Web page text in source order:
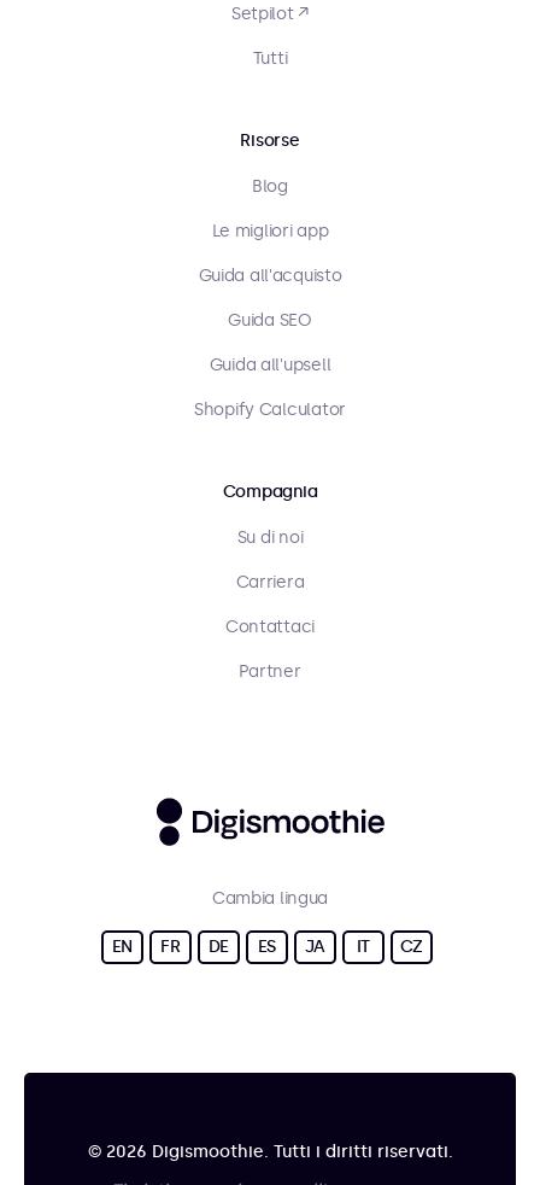
Setpilot ↗
Tutti
Risorse
Blog
Le migliori app
Guida all'acquisto
Guida SEO
Guida all'upsell
Shopify Calculator
Compagnia
Su di noi
Carriera
Contattaci
Partner
Cambia lingua
EN FR DE ES JA IT CZ
© 2026 Digismoothie. Tutti i diritti riservati.